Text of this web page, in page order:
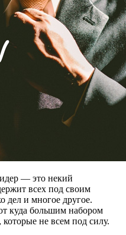
— это некий
всех под своим
дел и многое другое.
куда большим набором
не всем под силу.